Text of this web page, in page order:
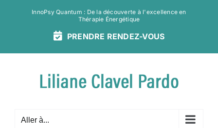
InnoPsy Quantum : De la découverte à l'excellence en
Thérapie Énergétique
PRENDRE
VOUS
Aller à...